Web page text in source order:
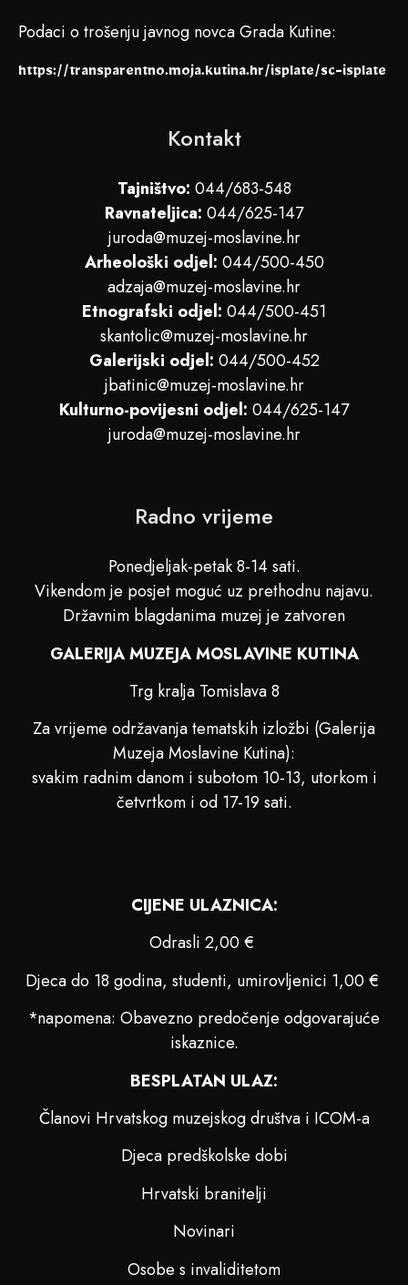
Podaci o trošenju javnog novca Grada Kutine:
https://transparentno.moja.kutina.hr/isplate/sc-isplate
Kontakt
Tajništvo: 044/683-548
Ravnateljica: 044/625-147
juroda@muzej-moslavine.hr
Arheološki odjel: 044/500-450
adzaja@muzej-moslavine.hr
Etnografski odjel: 044/500-451
skantolic@muzej-moslavine.hr
Galerijski odjel: 044/500-452
jbatinic@muzej-moslavine.hr
Kulturno-povijesni odjel: 044/625-147
juroda@muzej-moslavine.hr
Radno vrijeme
Ponedjeljak-petak 8-14 sati.
Vikendom je posjet moguć uz prethodnu najavu.
Državnim blagdanima muzej je zatvoren
GALERIJA MUZEJA MOSLAVINE KUTINA
Trg kralja Tomislava 8
Za vrijeme održavanja tematskih izložbi (Galerija
Muzeja Moslavine Kutina):
svakim radnim danom i subotom 10-13, utorkom i
četvrtkom i od 17-19 sati.
CIJENE ULAZNICA:
Odrasli 2,00 €
Djeca do 18 godina, studenti, umirovljenici 1,00 €
*napomena: Obavezno predočenje odgovarajuće
iskaznice.
BESPLATAN ULAZ:
Članovi Hrvatskog muzejskog društva i ICOM-a
Djeca predškolske dobi
Hrvatski branitelji
Novinari
Osobe s invaliditetom